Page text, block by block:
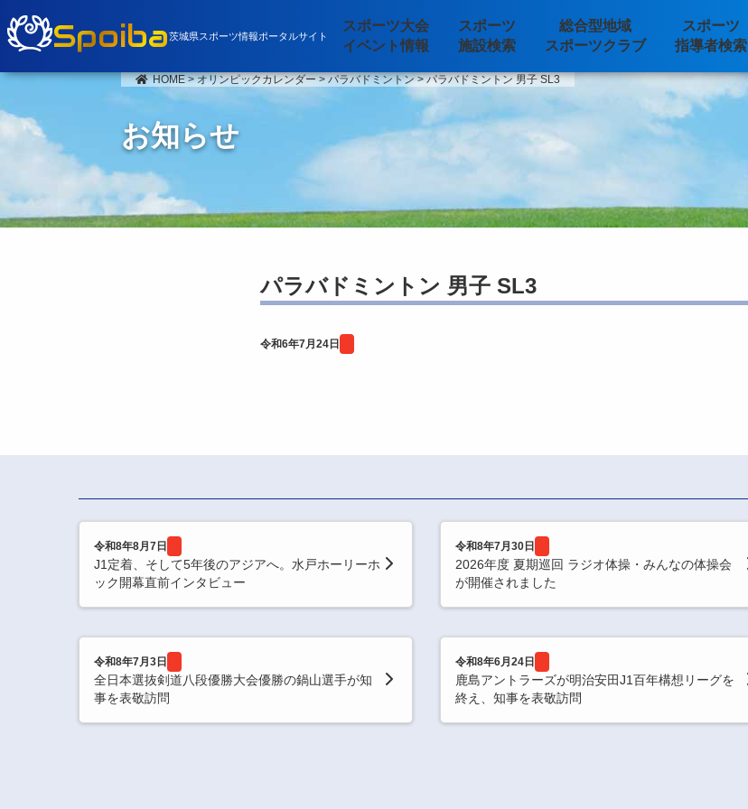
Spoiba茨城県スポーツ情報ポータルサイト
スポーツ大会
イベント情報
スポーツ
施設検索
総合型地域
スポーツクラブ
スポーツ
指導者検索
HOME>オリンピックカレンダー>パラバドミントン>パラバドミントン 男子 SL3
お知らせ
パラバドミントン 男子 SL3
令和6年7月24日
令和8年8月7日
J1定着、そして5年後のアジアへ。水戸ホーリーホ
ック開幕直前インタビュー
令和8年7月30日
2026年度 夏期巡回 ラジオ体操・みんなの体操会
が開催されました
令和8年7月3日
全日本選抜剣道八段優勝大会優勝の鍋山選手が知
事を表敬訪問
令和8年6月24日
鹿島アントラーズが明治安田J1百年構想リーグを
終え、知事を表敬訪問